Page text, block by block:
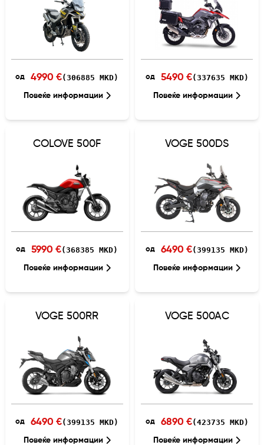
Повеќе информации
од 4990 €(306885 MKD)
Повеќе информации
од 5490 €(337635 MKD)
COLOVE 500F
Повеќе информации
од 5990 €(368385 MKD)
VOGE 500DS
Повеќе информации
од 6490 €(399135 MKD)
VOGE 500RR
Повеќе информации
од 6490 €(399135 MKD)
VOGE 500AC
Повеќе информации
од 6890 €(423735 MKD)